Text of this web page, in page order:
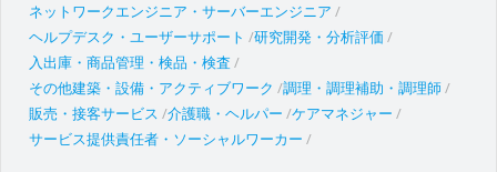
ネットワークエンジニア・サーバーエンジニア
ヘルプデスク・ユーザーサポート
研究開発・分析評価
入出庫・商品管理・検品・検査
その他建築・設備・アクティブワーク 調理・調理補助・調理師
販売・接客サービス 介護職・ヘルパー ケアマネジャー
サービス提供責任者・ソーシャルワーカー